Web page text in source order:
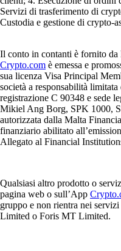
Servizi di trasferimento di
Custodia e gestione di crypto-
Il conto in contanti è fornito
Crypto.com è emessa e
sua licenza Visa Principal
società a responsabilità
registrazione C 90348 e sede
Mikiel Ang Borg, SPK 1000,
autorizzata dalla Malta
finanziario abilitato
Allegato al Financial
Qualsiasi altro prodotto o
pagina web o sull’App
gruppo e non rientra nei
Limited o Foris MT Limited.